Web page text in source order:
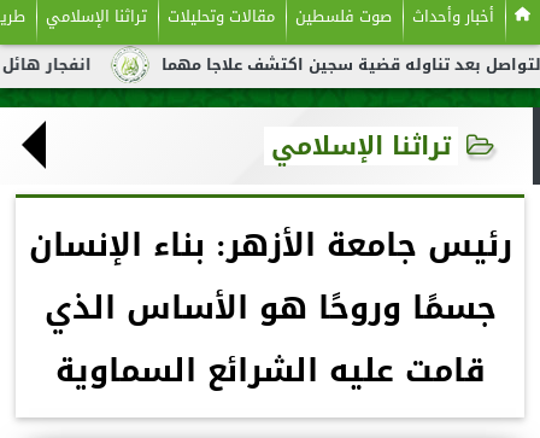
أخبار وأحداث صوت فلسطين مقالات وتحليلات تراثنا الإسلامي
انفجار هائل لناقلة نفط تناوله قضية سجين اكتشف علاجا مهما
تراثنا الإسلامي
‏رئيس جامعة الأزهر: بناء الإنسان
جسمًا وروحًا هو الأساس الذي
قامت عليه الشرائع السماوية